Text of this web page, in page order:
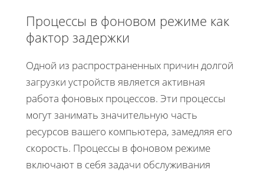
Процессы в фоновом режиме как
фактор задержки
Одной из распространенных причин долгой
загрузки устройств является активная
работа фоновых процессов. Эти процессы
могут занимать значительную часть
ресурсов вашего компьютера, замедляя его
скорость. Процессы в фоновом режиме
включают в себя задачи обслуживания